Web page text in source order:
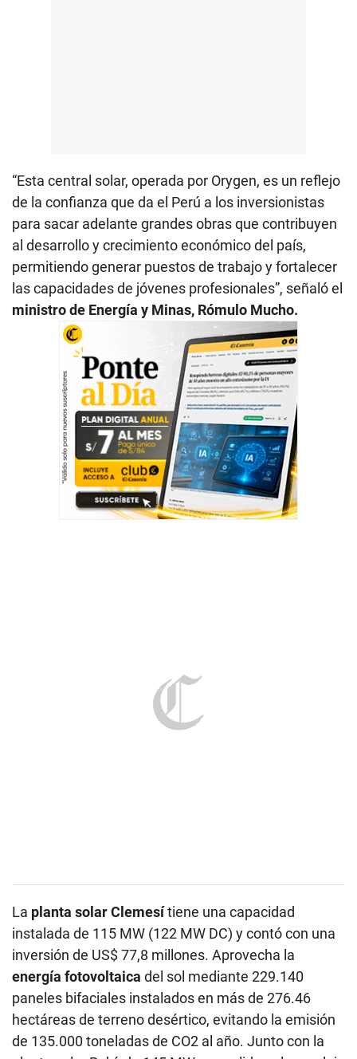
“Esta central solar, operada por Orygen, es un reflejo
de la confianza que da el Perú a los inversionistas
para sacar adelante grandes obras que contribuyen
al desarrollo y crecimiento económico del país,
permitiendo generar puestos de trabajo y fortalecer
las capacidades de jóvenes profesionales”, señaló el
ministro de Energía y Minas, Rómulo Mucho.
paneles bifaciales instalados en más de 276.46
hectáreas de terreno desértico, evitando la emisión
de 135.000 toneladas de CO2 al año. Junto con la
planta solar Rubí, de 145 MW, consolidan el complejo
solar más grande del país.
“La construcción y puesta en operación de Clemesí
representa un hito en el sector energético peruano
en su camino hacia la transición energética”, indicó